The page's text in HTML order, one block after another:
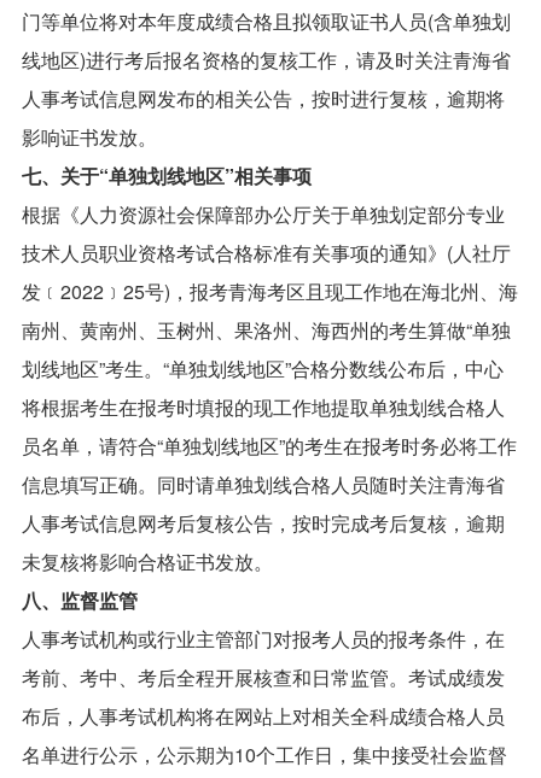
门等单位将对本年度成绩合格且拟领取证书人员(含单独划
线地区)进行考后报名资格的复核工作，请及时关注青海省
人事考试信息网发布的相关公告，按时进行复核，逾期将
影响证书发放。
七、关于“单独划线地区”相关事项
根据《人力资源社会保障部办公厅关于单独划定部分专业
技术人员职业资格考试合格标准有关事项的通知》(人社厅
发﹝2022﹞25号)，报考青海考区且现工作地在海北州、海
南州、黄南州、玉树州、果洛州、海西州的考生算做“单独
划线地区”考生。“单独划线地区”合格分数线公布后，中心
将根据考生在报考时填报的现工作地提取单独划线合格人
员名单，请符合“单独划线地区”的考生在报考时务必将工作
信息填写正确。同时请单独划线合格人员随时关注青海省
人事考试信息网考后复核公告，按时完成考后复核，逾期
未复核将影响合格证书发放。
八、监督监管
人事考试机构或行业主管部门对报考人员的报考条件，在
考前、考中、考后全程开展核查和日常监管。考试成绩发
布后，人事考试机构将在网站上对相关全科成绩合格人员
名单进行公示，公示期为10个工作日，集中接受社会监督